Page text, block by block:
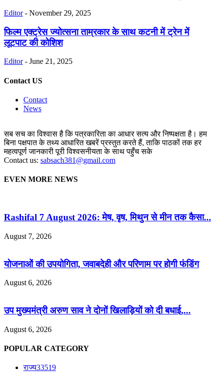
Editor - November 29, 2025
फिल्म एक्ट्रेस ज्योत्सना ताम्रकार के साथ कटनी में ट्रेन में
लूटपाट की कोशिश
Editor - June 21, 2025
Contact US
Contact
News
सब सच का विश्वास है कि पत्रकारिता का आधार सत्य और निष्पक्षता है। हम
बिना पक्षपात के तथ्य आधारित खबरें प्रस्तुत करते हैं, ताकि पाठकों तक हर
महत्वपूर्ण जानकारी पूरी विश्वसनीयता के साथ पहुँच सके
Contact us: sabsach381@gmail.com
EVEN MORE NEWS
Rashifal 7 August 2026: मेष, वृष, मिथुन से मीन तक कैसा...
August 7, 2026
योजनाओं की उपयोगिता, जवाबदेही और परिणाम पर होगी फंडिंग
August 6, 2026
उप मुख्यमंत्री अरुण साव ने दोनों खिलाड़ियों को दी बधाई,...
August 6, 2026
POPULAR CATEGORY
राज्य33519